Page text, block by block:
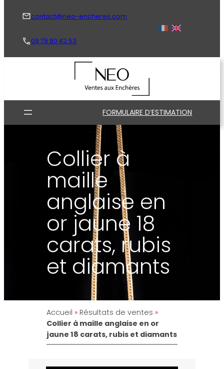
contact@neo-encheres.com
09 78 80 42 53
FORMULAIRE D’ESTIMATION
Collier à
maille
anglaise en
or jaune 18
carats, rubis
et diamants
Accueil » Résultats de ventes »
Collier à maille anglaise en or
jaune 18 carats, rubis et diamants